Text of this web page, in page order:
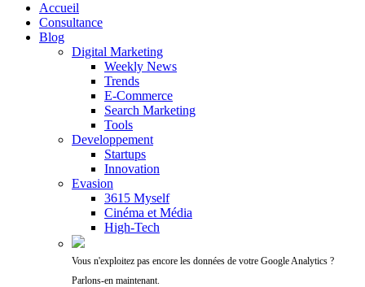
Accueil
Consultance
Blog
Digital Marketing
Weekly News
Trends
E-Commerce
Search Marketing
Tools
Developpement
Startups
Innovation
Evasion
3615 Myself
Cinéma et Média
High-Tech
Vous n'exploitez pas encore les données de votre Google Analytics ?
Parlons-en maintenant.